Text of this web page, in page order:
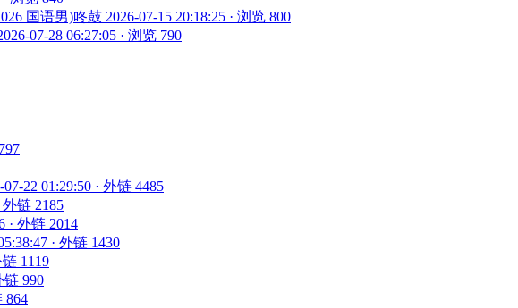
国语男)咚鼓 2026-07-15 20:18:25 · 浏览 800
07-28 06:27:05 · 浏览 790
07-22 01:29:50 · 外链 4485
外链 2185
· 外链 2014
· 外链 1430
链 1119
链 990
864